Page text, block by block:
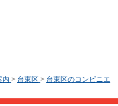
内 > 台東区 > 台東区のコンビニエ